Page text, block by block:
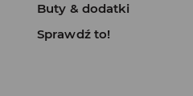
Buty & dodatki
Sprawdź to!